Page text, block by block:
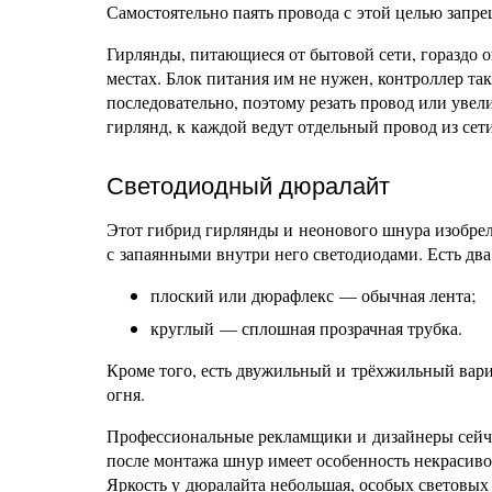
Самостоятельно паять провода с этой целью
Гирлянды, питающиеся от бытовой сети, гораздо
местах. Блок питания им не нужен, контроллер
последовательно, поэтому резать провод или
гирлянд, к каждой ведут отдельный провод из
Светодиодный дюралайт
Этот гибрид гирлянды и неонового шнура
с запаянными внутри него светодиодами. Есть
плоский или дюрафлекс — обычная лента;
круглый — сплошная прозрачная трубка.
Кроме того, есть двужильный и трёхжильный
огня.
Профессиональные рекламщики и дизайнеры
после монтажа шнур имеет особенность
Яркость у дюралайта небольшая, особых